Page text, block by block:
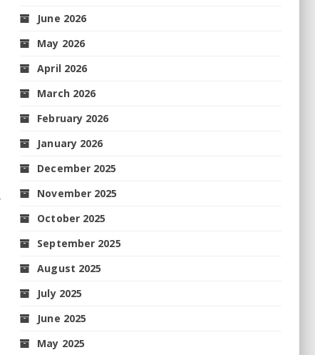
June 2026
May 2026
April 2026
March 2026
February 2026
January 2026
December 2025
November 2025
October 2025
September 2025
August 2025
July 2025
June 2025
May 2025